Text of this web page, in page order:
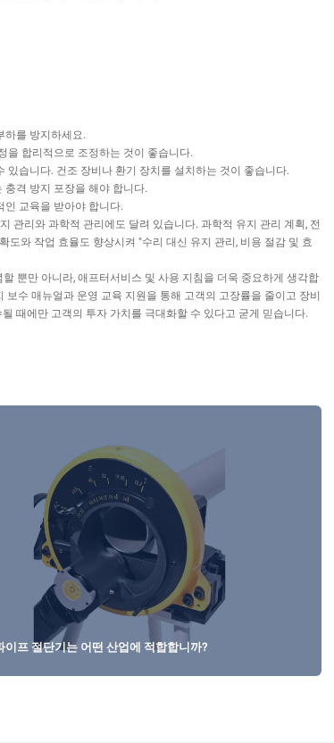
하를 방지하세요.
을 합리적으로 조정하는 것이 좋습니다.
습니다. 건조 장비나 환기 장치를 설치하는 것이 좋습니다.
격 방지 포장을 해야 합니다.
인 교육을 받아야 합니다.
관리와 과학적 관리에도 달려 있습니다. 과학적 유지 관리 계획, 전
와 작업 효율도 향상시켜 "수리 대신 유지 관리, 비용 절감 및 효
뿐만 아니라, 애프터서비스 및 사용 지침을 더욱 중요하게 생각합
수 매뉴얼과 운영 교육 지원을 통해 고객의 고장률을 줄이고 장비
때에만 고객의 투자 가치를 극대화할 수 있다고 굳게 믿습니다.
이프 절단기는 어떤 산업에 적합합니까?